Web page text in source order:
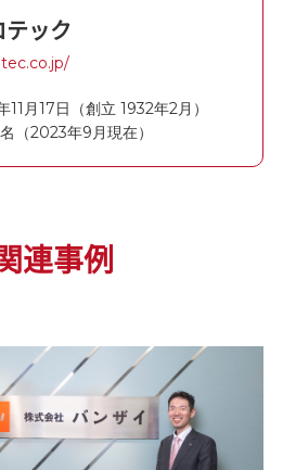
テック
17日（創立 1932年2月）
（2023年9月現在）
連事例